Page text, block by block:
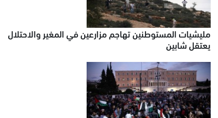
مليشيات المستوطنين تهاجم مزارعين في المغير والاحتلال
يعتقل شابين